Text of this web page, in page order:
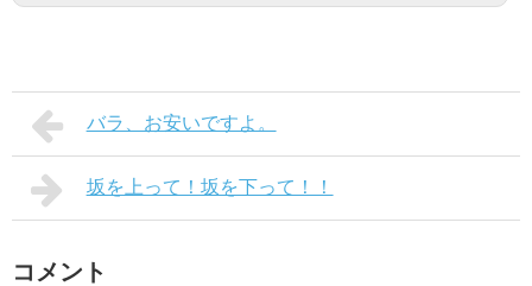
バラ、お安いですよ。
坂を上って！坂を下って！！
コメント